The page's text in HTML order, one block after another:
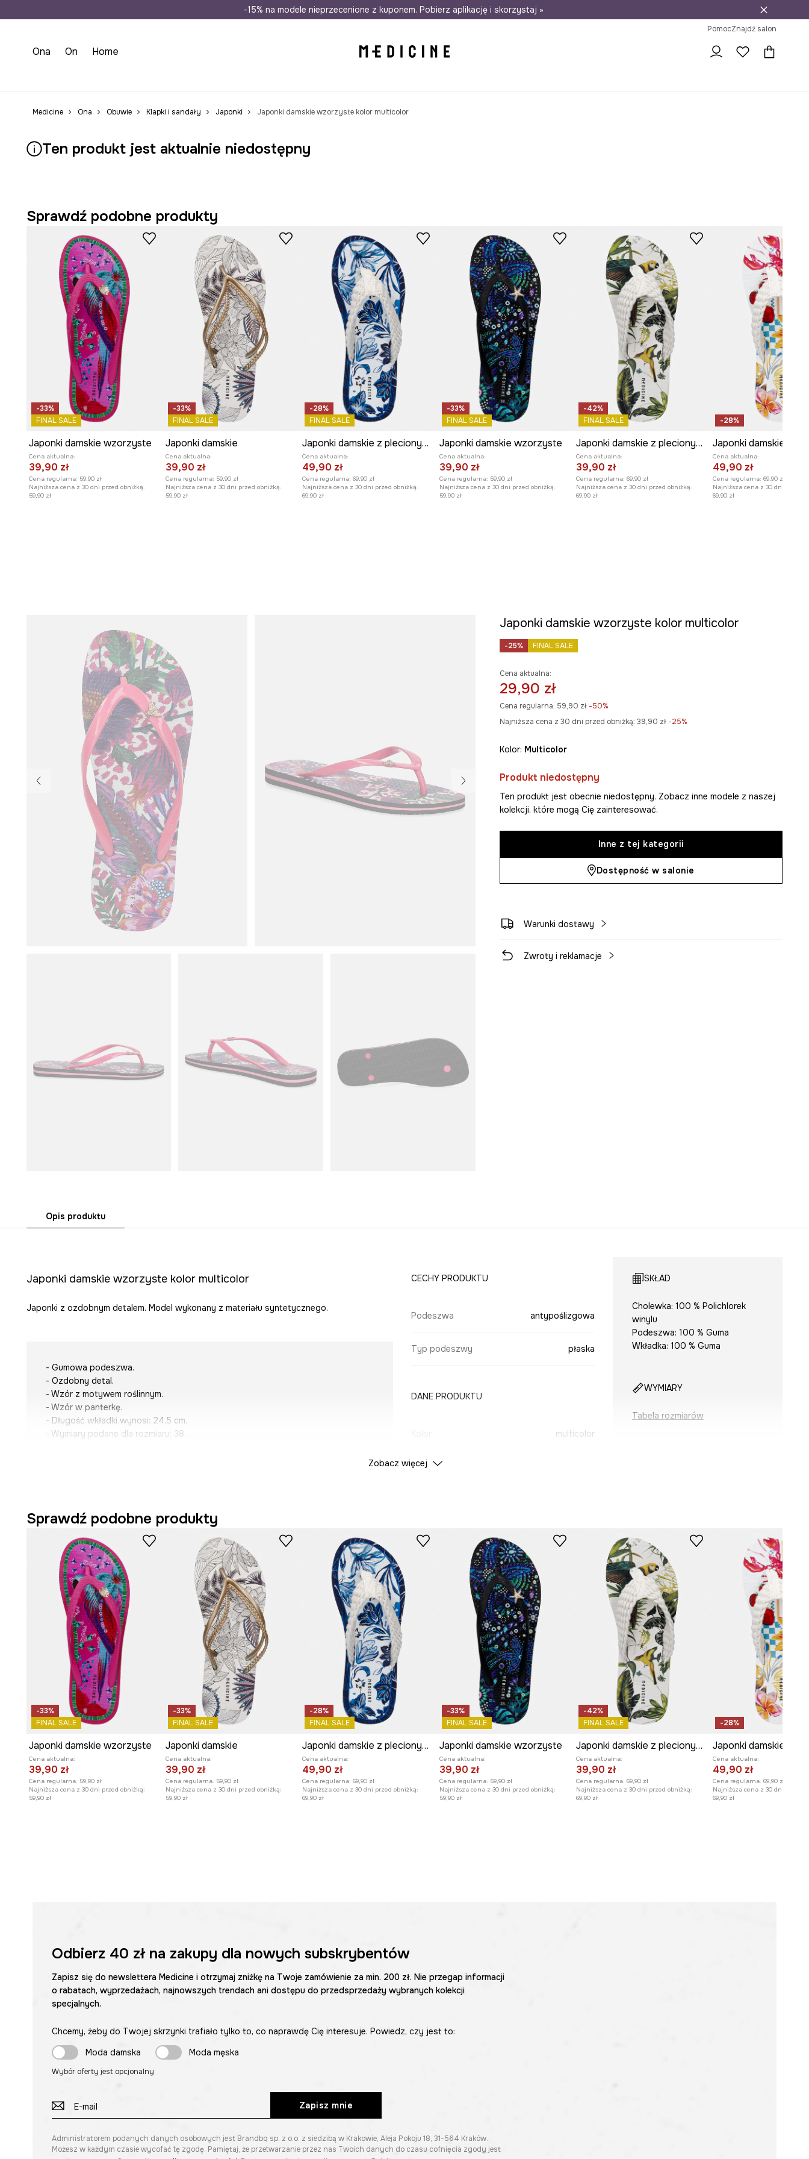
Wysyłka nawet w 24h Darmowa dostawa do salonów 30 dni na zwrot
-15% na modele nieprzecenione z kuponem. Pobierz aplikację i skorzystaj »
PomocZnajdź salon
Ona On Home
Medicine Ona Obuwie Klapki i sandały Japonki Japonki damskie wzorzyste kolor multicolor
Ten produkt jest aktualnie niedostępny
Sprawdź podobne produkty
-33%
FINAL SALE
Japonki damskie wzorzyste
Cena aktualna:
39,90 zł
Cena regularna: 59,90 zł
Najniższa cena z 30 dni przed obniżką:
59,90 zł
-33%
FINAL SALE
Japonki damskie
Cena aktualna:
39,90 zł
Cena regularna: 59,90 zł
Najniższa cena z 30 dni przed obniżką:
59,90 zł
-28%
FINAL SALE
Japonki damskie z plecionymi paskami
Cena aktualna:
49,90 zł
Cena regularna: 69,90 zł
Najniższa cena z 30 dni przed obniżką:
69,90 zł
-33%
FINAL SALE
Japonki damskie wzorzyste
Cena aktualna:
39,90 zł
Cena regularna: 59,90 zł
Najniższa cena z 30 dni przed obniżką:
59,90 zł
-42%
FINAL SALE
Japonki damskie z plecionym paskiem
Cena aktualna:
39,90 zł
Cena regularna: 69,90 zł
Najniższa cena z 30 dni przed obniżką:
69,90 zł
-28%
Cena aktualna:
49,90 zł
Cena regularna: 69,90 zł
Najniższa cena z 30 dni przed
69,90 zł
Japonki damskie wzorzyste kolor multicolor
-25% FINAL SALE
Cena aktualna:
29,90 zł
Cena regularna: 59,90 zł-50%
Najniższa cena z 30 dni przed obniżką: 39,90 zł -25%
Kolor: multicolor
Produkt niedostępny
Ten produkt jest obecnie niedostępny. Zobacz inne modele z naszej
kolekcji, które mogą Cię zainteresować.
Inne z tej kategorii
Dostępność w salonie
Warunki dostawy
Zwroty i reklamacje
Opis produktu
Japonki damskie wzorzyste kolor multicolor
Japonki z ozdobnym detalem. Model wykonany z materiału syntetycznego.
- Gumowa podeszwa.
- Ozdobny detal.
- Wzór z motywem roślinnym.
- Wzór w panterkę.
- Długość wkładki wynosi: 24,5 cm.
- Wymiary podane dla rozmiaru: 38.
CECHY PRODUKTU
Podeszwa antypoślizgowa
Typ podeszwy płaska
DANE PRODUKTU
multicolor
ID Produktu
SKŁAD
Cholewka: 100 % Polichlorek
winylu
Podeszwa: 100 % Guma
Wkładka: 100 % Guma
WYMIARY
Tabela rozmiarów
Zobacz więcej
Sprawdź podobne produkty
-33%
FINAL SALE
Japonki damskie wzorzyste
Cena aktualna:
39,90 zł
Cena regularna: 59,90 zł
Najniższa cena z 30 dni przed obniżką:
59,90 zł
-33%
FINAL SALE
Japonki damskie
Cena aktualna:
39,90 zł
Cena regularna: 59,90 zł
Najniższa cena z 30 dni przed obniżką:
59,90 zł
-28%
FINAL SALE
Japonki damskie z plecionymi paskami
Cena aktualna:
49,90 zł
Cena regularna: 69,90 zł
Najniższa cena z 30 dni przed obniżką:
69,90 zł
-33%
FINAL SALE
Japonki damskie wzorzyste
Cena aktualna:
39,90 zł
Cena regularna: 59,90 zł
Najniższa cena z 30 dni przed obniżką:
59,90 zł
-42%
FINAL SALE
Japonki damskie z plecionym paskiem
Cena aktualna:
39,90 zł
Cena regularna: 69,90 zł
Najniższa cena z 30 dni przed obniżką:
69,90 zł
-28%
Cena aktualna:
49,90 zł
Cena regularna: 69,90 zł
Najniższa cena z 30 dni przed
69,90 zł
Odbierz 40 złna zakupy dla nowych subskrybentów
Zapisz się do newslettera Medicine i otrzymaj zniżkę na Twoje zamówienie za min. 200 zł. Nie przegap informacji
o rabatach, wyprzedażach, najnowszych trendach ani dostępu do przedsprzedaży wybranych kolekcji
specjalnych.
Chcemy, żeby do Twojej skrzynki trafiało tylko to, co naprawdę Cię interesuje. Powiedz, czy jest to:
Moda damska
Moda męska
Wybór oferty jest opcjonalny
Zapisz mnie
Administratorem podanych danych osobowych jest Brandbq sp. z o.o. z siedzibą w Krakowie, Aleja Pokoju 18, 31-564 Kraków.
Możesz w każdym czasie wycofać tę zgodę. Pamiętaj, że przetwarzanie przez nas Twoich danych do czasu cofnięcia zgody jest